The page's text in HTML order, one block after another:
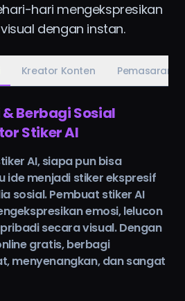
hari mengekspresikan
dengan instan.
Kreator Konten Pemasaran
Berbagi Sosial
Stiker AI
AI, siapa pun bisa
ide menjadi stiker ekspresif
sosial. Pembuat stiker AI
emosi, lelucon
secara visual. Dengan
gratis, berbagi
menyenangkan, dan sangat